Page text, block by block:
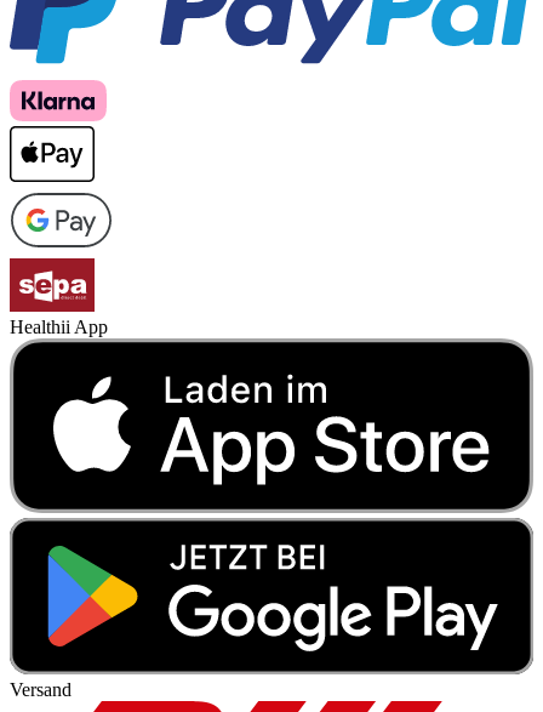
Healthii App
Versand